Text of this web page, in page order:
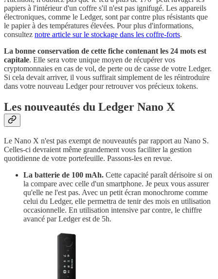
papiers à l'intérieur d'un coffre s'il n'est pas ignifugé. Les appareils
électroniques, comme le Ledger, sont par contre plus résistants que
le papier à des températures élevées. Pour plus d'informations,
consultez notre article sur le stockage dans les coffre-forts.
La bonne conservation de cette fiche contenant les 24 mots est
capitale. Elle sera votre unique moyen de récupérer vos
cryptomonnaies en cas de vol, de perte ou de casse de votre Ledger.
Si cela devait arriver, il vous suffirait simplement de les réintroduire
dans votre nouveau Ledger pour retrouver vos précieux tokens.
Les nouveautés du Ledger Nano X
Le Nano X n'est pas exempt de nouveautés par rapport au Nano S.
Celles-ci devraient même grandement vous faciliter la gestion
quotidienne de votre portefeuille. Passons-les en revue.
La batterie de 100 mAh. Cette capacité paraît dérisoire si on
la compare avec celle d'un smartphone. Je peux vous assurer
qu'elle ne l'est pas. Avec un petit écran monochrome comme
celui du Ledger, elle permettra de tenir des mois en utilisation
occasionnelle. En utilisation intensive par contre, le chiffre
avancé par Ledger est de 5h.